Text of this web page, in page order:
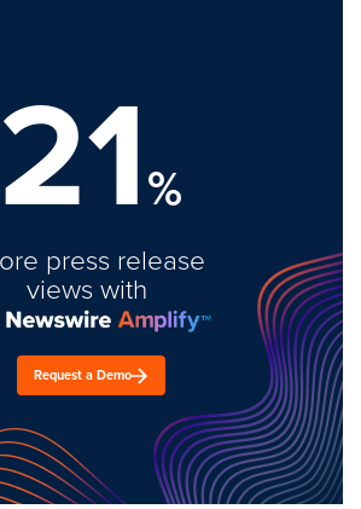
21%
press release
views with
Request a Demo